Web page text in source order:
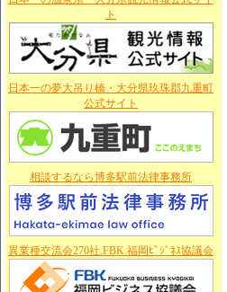
ト
日本一の夢大吊り橋・大分県玖珠郡九重町
公式サイト
相談するなら博多駅前法律事務所
異業種交流会270社.FBK.福岡ﾋﾞｼﾞﾈｽ協議会